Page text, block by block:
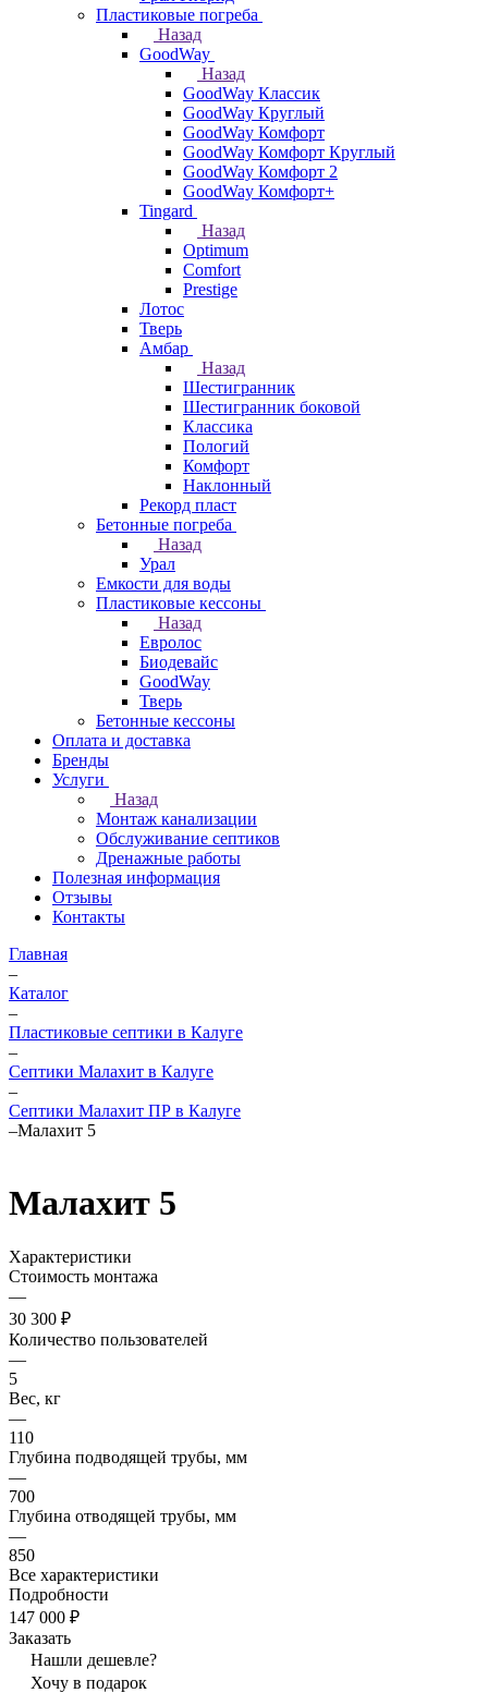
Пластиковые погреба
Назад
GoodWay
Назад
GoodWay Классик
GoodWay Круглый
GoodWay Комфорт
GoodWay Комфорт Круглый
GoodWay Комфорт 2
GoodWay Комфорт+
Tingard
Назад
Optimum
Comfort
Prestige
Лотос
Тверь
Амбар
Назад
Шестигранник
Шестигранник боковой
Классика
Пологий
Комфорт
Наклонный
Рекорд пласт
Бетонные погреба
Назад
Урал
Емкости для воды
Пластиковые кессоны
Назад
Евролос
Биодевайс
GoodWay
Тверь
Бетонные кессоны
Оплата и доставка
Бренды
Услуги
Назад
Монтаж канализации
Обслуживание септиков
Дренажные работы
Полезная информация
Отзывы
Контакты
Главная
–
Каталог
–
Пластиковые септики в Калуге
–
Септики Малахит в Калуге
–
Септики Малахит ПР в Калуге
–Малахит 5
Малахит 5
Характеристики
Стоимость монтажа
—
30 300 ₽
Количество пользователей
—
5
Вес, кг
—
110
Глубина подводящей трубы, мм
—
700
Глубина отводящей трубы, мм
—
850
Все характеристики
Подробности
147 000 ₽
Заказать
Нашли дешевле?
Хочу в подарок